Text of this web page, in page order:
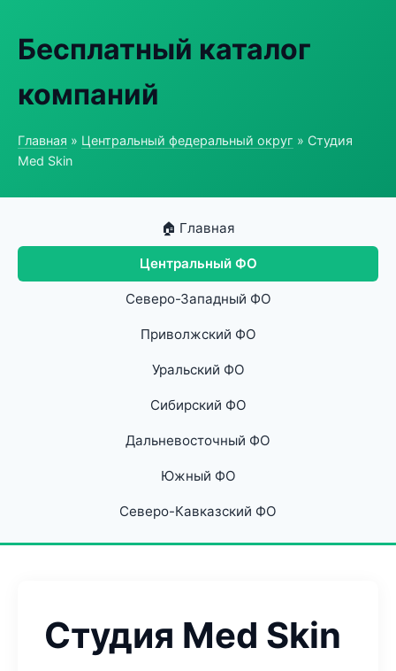
Бесплатный каталог
компаний
Главная » Центральный федеральный округ » Студия
Med Skin
🏠 Главная
Центральный ФО
Северо-Западный ФО
Приволжский ФО
Уральский ФО
Сибирский ФО
Дальневосточный ФО
Южный ФО
Северо-Кавказский ФО
Студия Med Skin